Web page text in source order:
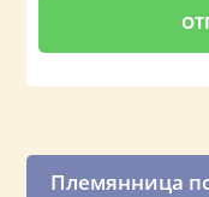
Племянница